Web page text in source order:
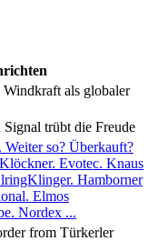
als globaler
trübt die Freude
so? Überkauft?
Evotec. Knaus
Hamborner
Elmos
Nordex ...
from Türkerler